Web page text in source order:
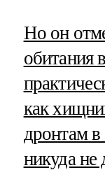
Но он
обитания
как
дронтам в
никуда не